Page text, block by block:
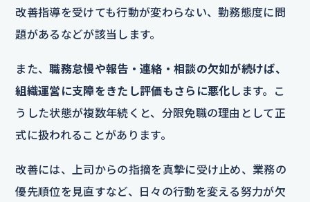
改善指導を受けても行動が変わらない、勤務態度に問
題があるなどが該当します。
また、職務怠慢や報告・連絡・相談の欠如が続けば、
組織運営に支障をきたし評価もさらに悪化 します。こ
うした状態が複数年続くと、分限免職の理由として正
式に扱われることがあります。
改善には、上司からの指摘を真摯に受け止め、業務の
優先順位を見直すなど、日々の行動を変える努力が欠